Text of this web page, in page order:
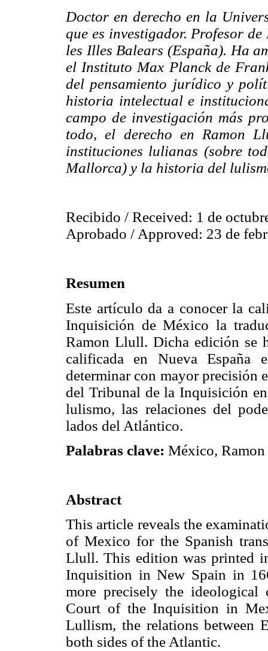
Doctor en derecho en la
que es investigador. Profesor
les Illes Balears (España). Ha
el Instituto Max Planck de
del pensamiento jurídico y
historia intelectual e
campo de investigación más
todo, el derecho en Ramon
instituciones lulianas (sobre
Mallorca) y la historia del
Recibido / Received: 1 de
Aprobado / Approved: 23 de
Resumen
Este artículo da a conocer la
Inquisición de México la
Ramon Llull. Dicha edición se
calificada en Nueva España
determinar con mayor precisión
del Tribunal de la Inquisición
lulismo, las relaciones del
lados del Atlántico.
Palabras clave: México,
Abstract
This article reveals the
of Mexico for the Spanish
Llull. This edition was printed
Inquisition in New Spain in
more precisely the
Court of the Inquisition in
Lullism, the relations between
both sides of the Atlantic.